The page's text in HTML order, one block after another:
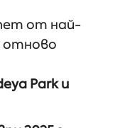
от най-
отново
Park и